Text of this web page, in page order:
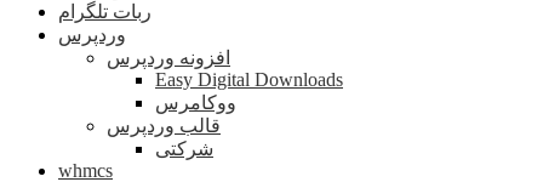
ربات تلگرام
وردپرس
افزونه وردپرس
Easy Digital Downloads
ووکامرس
قالب وردپرس
شرکتی
whmcs